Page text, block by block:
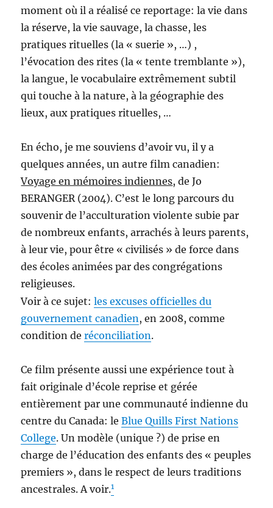
moment où il a réalisé ce reportage: la vie dans
la réserve, la vie sauvage, la chasse, les
pratiques rituelles (la « suerie », …) ,
l’évocation des rites (la « tente tremblante »),
la langue, le vocabulaire extrêmement subtil
qui touche à la nature, à la géographie des
lieux, aux pratiques rituelles, …
En écho, je me souviens d’avoir vu, il y a
quelques années, un autre film canadien:
Voyage en mémoires indiennes, de Jo
BERANGER (2004). C’est le long parcours du
souvenir de l’acculturation violente subie par
de nombreux enfants, arrachés à leurs parents,
à leur vie, pour être « civilisés » de force dans
des écoles animées par des congrégations
religieuses.
Voir à ce sujet:les excuses officielles du
gouvernement canadien, en 2008, comme
condition deréconciliation.
Ce film présente aussi une expérience tout à
fait originale d’école reprise et gérée
entièrement par une communauté indienne du
centre du Canada: leBlue Quills First Nations
College. Un modèle (unique ?) de prise en
charge de l’éducation des enfants des « peuples
premiers », dans le respect de leurs traditions
ancestrales. A voir.1